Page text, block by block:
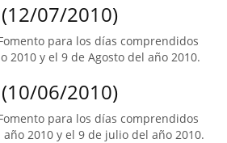
07/2010)
para los días comprendidos
2010 y el 9 de Agosto del año 2010.
06/2010)
para los días comprendidos
2010 y el 9 de julio del año 2010.